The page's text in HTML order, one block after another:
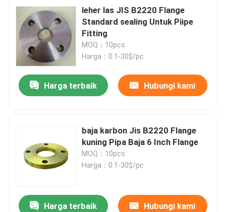
leher las JIS B2220 Flange
Standard sealing Untuk Piipe
Fitting
MOQ：10pcs
Harga：0.1-30$/pc
Harga terbaik Hubungi kami
baja karbon Jis B2220 Flange
kuning Pipa Baja 6 Inch Flange
MOQ：10pcs
Harga：0.1-30$/pc
Harga terbaik Hubungi kami